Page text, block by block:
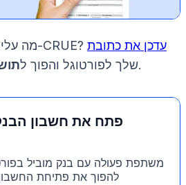
מה עליי לעשות לאחר קבלת ה-CRUE? עדכן את כתובת
שלך לפורטוגל והפוך ל.
פתח את חשבון
להפוך את פתיחת